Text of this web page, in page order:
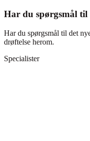
Har du spørgsmål til
Har du spørgsmål til det
drøftelse herom.
Specialister